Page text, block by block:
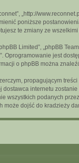
„http://
poniższe
te zmiany ze
Limited”,
Oprogramowanie jest
o phpBB można
propagującym
internetu
wszystkich podanych
może dojść do kradzieży